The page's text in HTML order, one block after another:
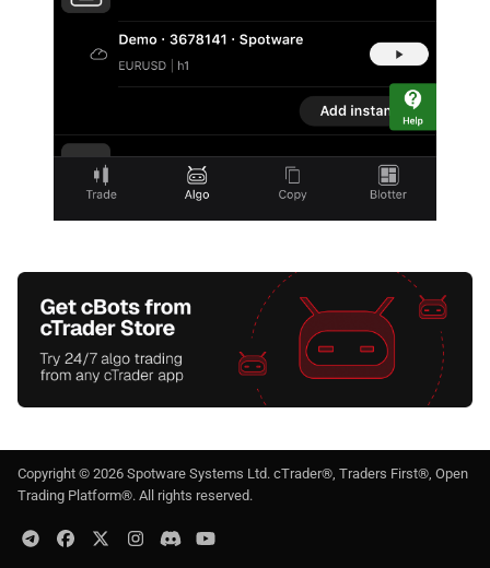
Copyright © 2026 Spotware Systems Ltd. cTrader®, Traders First®, Open
Trading Platform®. All rights reserved.